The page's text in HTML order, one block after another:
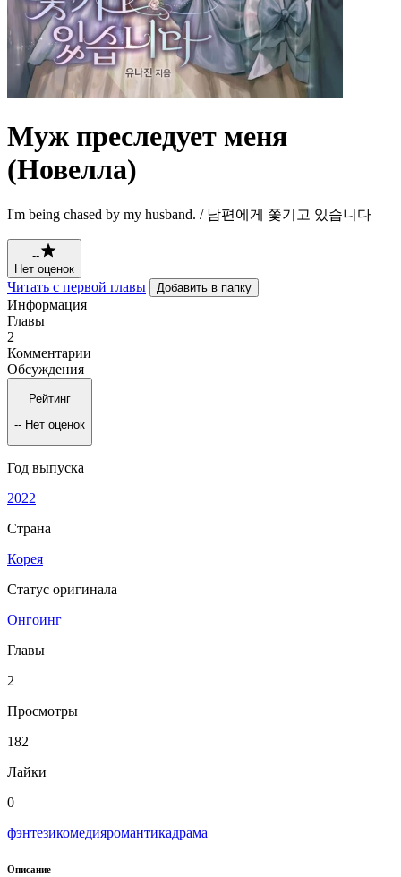
Муж преследует меня
(Новелла)
I'm being chased by my husband. / 남편에게 쫓기고 있습니다
--
Нет оценок
Читать с первой главы Добавить в папку
Информация
Главы
2
Комментарии
Обсуждения
Рейтинг
-- Нет оценок
Год выпуска
2022
Страна
Корея
Статус оригинала
Онгоинг
Главы
2
Просмотры
182
Лайки
0
фэнтезикомедияромантикадрама
Описание